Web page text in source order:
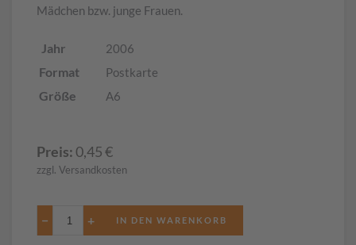
Mädchen bzw. junge Frauen.
Jahr 2006
Format Postkarte
Größe A6
Preis: 0,45€
zzgl. Versandkosten
− +